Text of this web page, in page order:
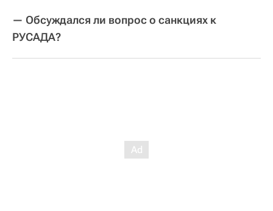
— Обсуждался ли вопрос о санкциях к
РУСАДА?